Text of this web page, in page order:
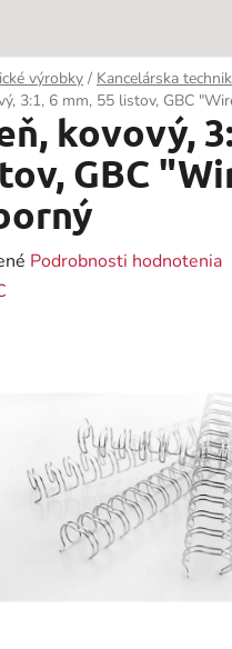
výrobky / Kancelárska
3:1, 6 mm, 55 listov, GBC
kovový,
GBC
Podrobnosti hodnotenia